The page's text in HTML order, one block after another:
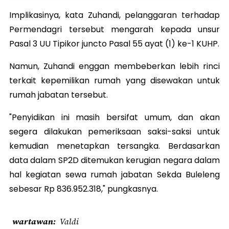
Implikasinya, kata Zuhandi, pelanggaran terhadap
Permendagri tersebut mengarah kepada unsur
Pasal 3 UU Tipikor juncto Pasal 55 ayat (1) ke-1 KUHP.
Namun, Zuhandi enggan membeberkan lebih rinci
terkait kepemilikan rumah yang disewakan untuk
rumah jabatan tersebut.
"Penyidikan ini masih bersifat umum, dan akan
segera dilakukan pemeriksaan saksi-saksi untuk
kemudian menetapkan tersangka. Berdasarkan
data dalam SP2D ditemukan kerugian negara dalam
hal kegiatan sewa rumah jabatan Sekda Buleleng
sebesar Rp 836.952.318," pungkasnya.
wartawan Valdi